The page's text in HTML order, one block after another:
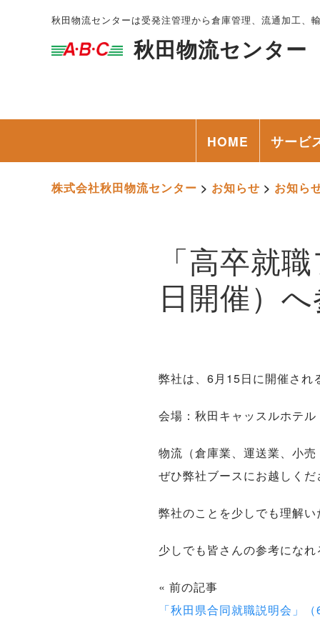
秋田物流センターは受発注管理から倉庫管理、流通加工、
秋田物流センター
HOME サービ
株式会社秋田物流センター > お知らせ > お知ら
「高卒就
日開催）
弊社は、6月15日に開催され
会場：秋田キャッスルホテ
物流（倉庫業、運送業、小
ぜひ弊社ブースにお越しくだ
弊社のことを少しでも理解
少しでも皆さんの参考にな
« 前の記事
「秋田県合同就職説明会」